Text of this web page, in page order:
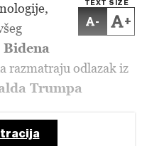
TEXT SIZE
- +
Bidena
razmatraju odlazak iz
Trumpa